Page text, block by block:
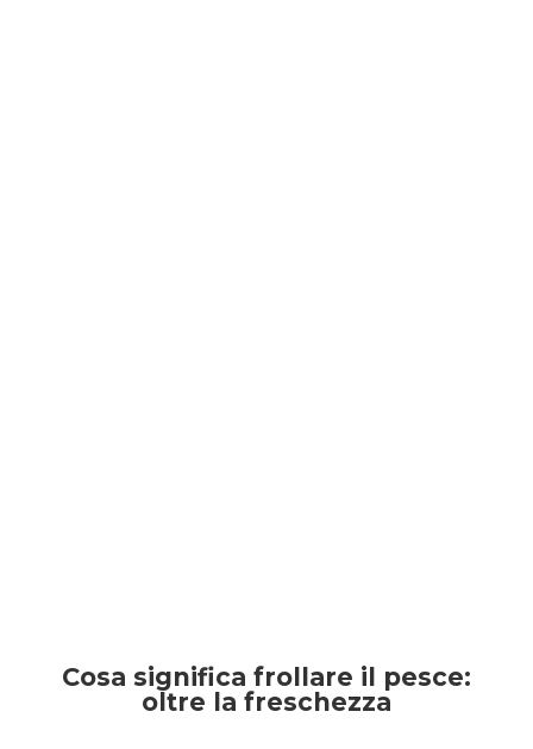
Cosa significa frollare il pesce:
oltre la freschezza